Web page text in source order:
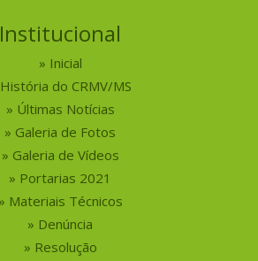
Institucional
Inicial
História do CRMV/MS
Últimas Notícias
Galeria de Fotos
Galeria de Vídeos
Portarias 2021
Materiais Técnicos
Denúncia
Resolução